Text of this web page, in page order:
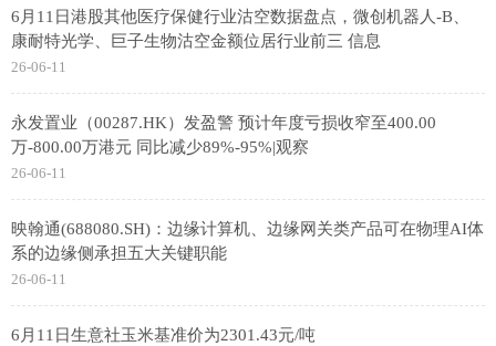
6月11日港股其他医疗保健行业沽空数据盘点，微创机器人-B、
康耐特光学、巨子生物沽空金额位居行业前三 信息
26-06-11
永发置业（00287.HK）发盈警 预计年度亏损收窄至400.00
万-800.00万港元 同比减少89%-95%|观察
26-06-11
映翰通(688080.SH)：边缘计算机、边缘网关类产品可在物理AI体
系的边缘侧承担五大关键职能
26-06-11
6月11日生意社玉米基准价为2301.43元/吨